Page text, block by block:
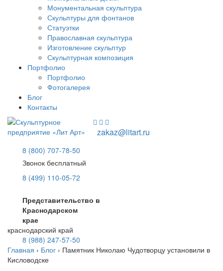
Монументальная скульптура
Скульптуры для фонтанов
Статуэтки
Православная скульптура
Изготовление скульптур
Скульптурная композиция
Портфолио
Портфолио
Фотогалерея
Блог
Контакты
zakaz@litart.ru
8 (800) 707-78-50
Звонок бесплатный
8 (499) 110-05-72
Представительство в
Краснодарском
крае
краснодарский край
8 (988) 247-57-50
Главная › Блог › Памятник Николаю Чудотворцу установили в
Кисловодске